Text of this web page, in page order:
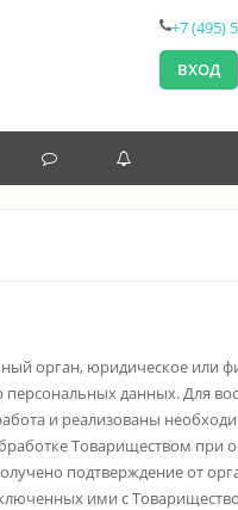
+7 (495)
ВХОД
НОВОСТИ
орган, юридическое или
данных. Для
и реализованы
Товариществом при
подтверждение от
ими с